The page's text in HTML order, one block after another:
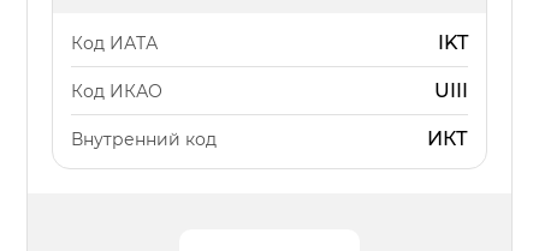
Код ИАТА IKT
Код ИКАО UIII
Внутренний код ИКТ